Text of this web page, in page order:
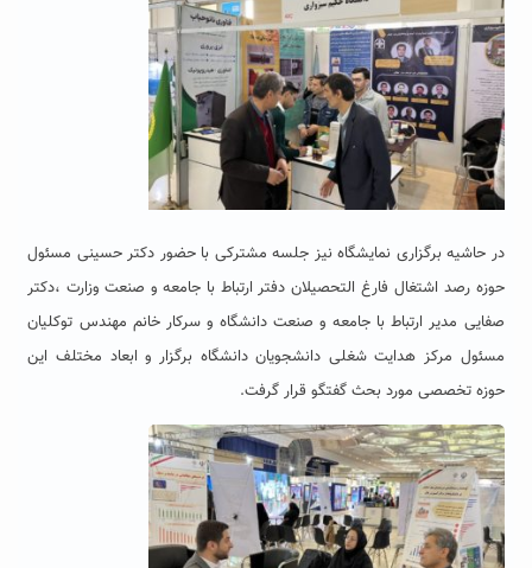
در حاشیه برگزاری نمایشگاه نیز جلسه مشترکی با حضور دکتر حسینی مسئول
حوزه رصد اشتغال فارغ التحصیلان دفتر ارتباط با جامعه و صنعت وزارت ،دکتر
صفایی مدیر ارتباط با جامعه و صنعت دانشگاه و سرکار خانم مهندس توکلیان
مسئول مرکز هدایت شغلی دانشجویان دانشگاه برگزار و ابعاد مختلف این
حوزه تخصصی مورد بحث گفتگو قرار گرفت.